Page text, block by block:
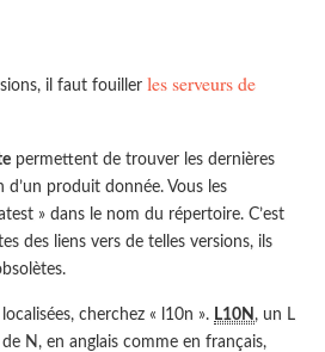
il faut fouillerles serveurs de
permettent de trouver les dernières
produit donnée. Vous les
» dans le nom du répertoire. C’est
des liens vers de telles versions, ils
cherchez « l10n ». L10N , un L
N, en anglais comme en français,